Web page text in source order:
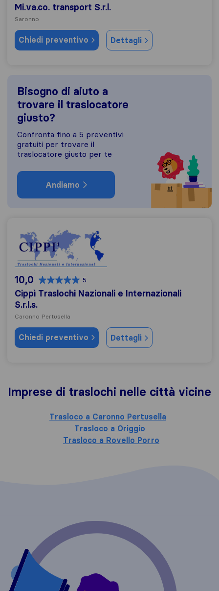
Mi.va.co. transport S.r.l.
Saronno
Chiedi preventivo Dettagli
Bisogno di aiuto a
trovare il traslocatore
giusto?
Confronta fino a 5 preventivi
gratuiti per trovare il
traslocatore giusto per te
Andiamo
Cippì Traslochi Nazionali e Internazionali S.r.l.s.
10,0 5
Cippì Traslochi Nazionali e Internazionali
S.r.l.s.
Caronno Pertusella
Chiedi preventivo Dettagli
Imprese di traslochi nelle città vicine
Trasloco a Caronno Pertusella
Trasloco a Origgio
Trasloco a Rovello Porro